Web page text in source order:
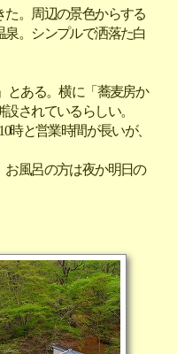
。周辺の景色からする
泉。シンプルで洒落た白
とある。横に「蕎麦房か
されているらしい。
と営業時間が長いが、
風呂の方は夜か明日の